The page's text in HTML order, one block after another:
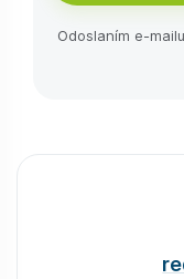
Odoslaním e-⁠